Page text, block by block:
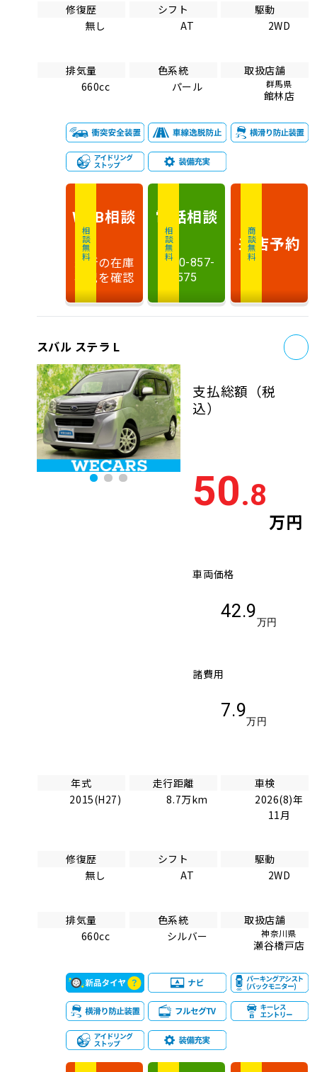
修復歴
無し
シフト
AT
駆動
2WD
排気量
660cc
色系統
パール
取扱店舗
群馬県
館林店
相談無料
WEB相談
最新の在庫
状況を確認
相談無料
電話相談
0120-857-
575
商談無料
来店予約
スバル ステラ L
支払総額 （税
込）
50.8
万円
車両価格
42.9
万円
諸費用
7.9
万円
年式
2015(H27)
走行距離
8.7万km
車検
2026(8)年
11月
修復歴
無し
シフト
AT
駆動
2WD
排気量
660cc
色系統
シルバー
取扱店舗
神奈川県
瀬谷橋戸店